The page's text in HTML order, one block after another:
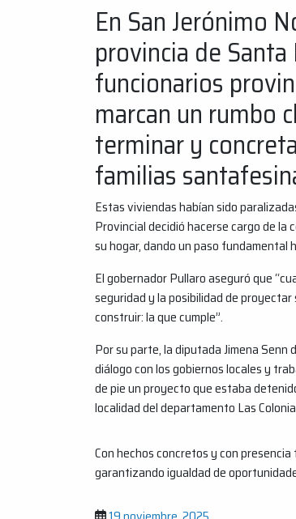
En San Jerónimo
provincia de
funcionarios
marcan un rumbo
terminar y
familias
Estas viviendas habían sido
Provincial decidió hacerse cargo de la
su hogar, dando un paso fundamental
El gobernador Pullaro aseguró que
seguridad y la posibilidad de
construir: la que cumple”.
Por su parte, la diputada Jimena
diálogo con los gobiernos locales y
de pie un proyecto que estaba
localidad del departamento Las
Con hechos concretos y con
garantizando igualdad de